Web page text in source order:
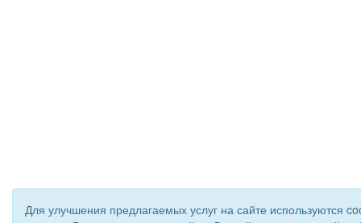
Для улучшения предлагаемых услуг на сайте используются